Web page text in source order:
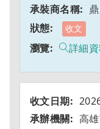
收文
詳細
高